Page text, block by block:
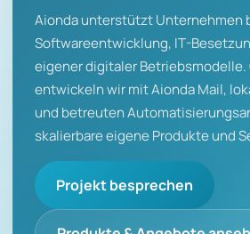
Aionda unterstützt Unternehmen
Softwareentwicklung, IT-
eigener digitaler
entwickeln wir mit Aionda Mail,
und betreuten
skalierbare eigene Produkte und
Projekt besprechen